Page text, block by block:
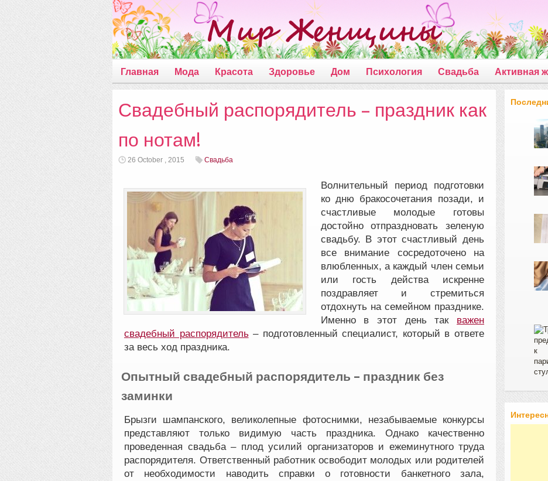
Главная Мода Красота Здоровье Дом Психология Свадьба Активная
Свадебный распорядитель – праздник как
по нотам!
26 October , 2015 Свадьба
Волнительный период подготовки
ко дню бракосочетания позади, и
счастливые молодые готовы
достойно отпраздновать зеленую
свадьбу. В этот счастливый день
все внимание сосредоточено на
влюбленных, а каждый член семьи
или гость действа искренне
поздравляет и стремиться
отдохнуть на семейном празднике.
Именно в этот день так важен
свадебный распорядитель– подготовленный специалист, который в ответе
за весь ход праздника.
Опытный свадебный распорядитель – праздник без
заминки
Брызги шампанского, великолепные фотоснимки, незабываемые конкурсы
представляют только видимую часть праздника. Однако качественно
проведенная свадьба – плод усилий организаторов и ежеминутного труда
распорядителя. Ответственный работник освободит молодых или родителей
от необходимости наводить справки о готовности банкетного зала,